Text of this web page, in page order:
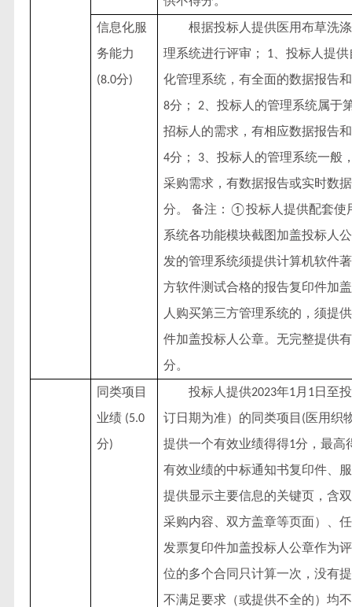
信息化服
务能力
(8.0分)
根据投标人提供医用布草洗
理系统进行评审；
1 、投标人提
化管理系统，有全面的数据报告
8分； 2、投标人的管理系统属于
招标人的需求，有相应数据报告
4分； 3、投标人的管理系统一般
采购需求，有数据报告或实时数
分。 备注： ①投标人提供配套使
系统各功能模块截图加盖投标人
发的管理系统须提供计算机软件
方软件测试合格的报告复印件加
人购买第三方管理系统的，须提
件加盖投标人公章。无完整提供
分。
同类项目
业绩(5.0
分)
投标人提供2023年1月 1日至
订日期为准）的同类项目 (医用织
提供一个有效业绩得得1分，最高
有效业绩的中标通知书复印件、
提供显示主要信息的关键页，含
采购内容、双方盖章等页面）、
发票复印件加盖投标人公章作为
位的多个合同只计算一次，没有
不满足要求（或提供不全的）均